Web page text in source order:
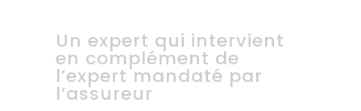
Un expert qui intervient
en complément de
l’expert mandaté par
l’assureur